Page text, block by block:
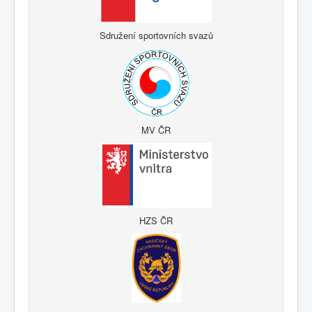
Sdružení sportovních svazů
MV ČR
HZS ČR